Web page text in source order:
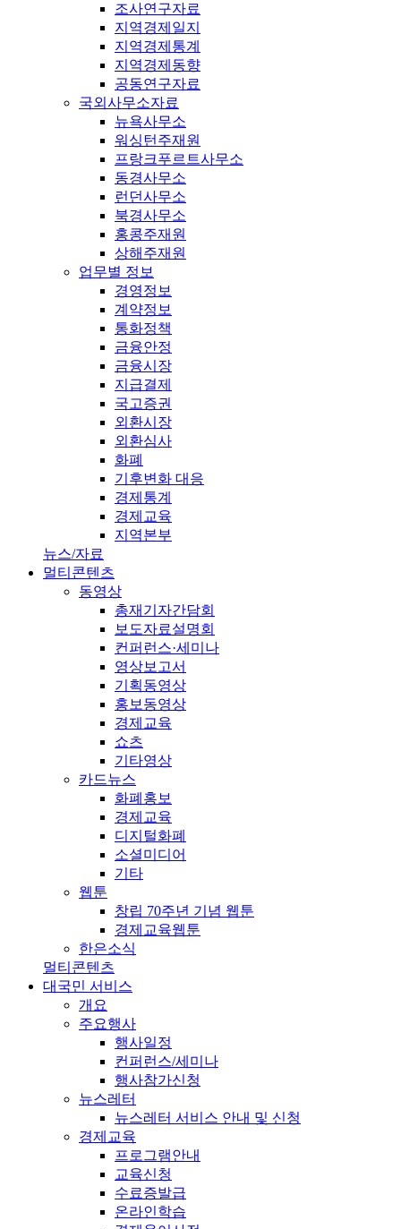
조사연구자료
지역경제일지
지역경제통계
지역경제동향
공동연구자료
국외사무소자료
뉴욕사무소
워싱턴주재원
프랑크푸르트사무소
동경사무소
런던사무소
북경사무소
홍콩주재원
상해주재원
업무별 정보
경영정보
계약정보
통화정책
금융안정
금융시장
지급결제
국고증권
외환시장
외환심사
화폐
기후변화 대응
경제통계
경제교육
지역본부
뉴스/자료
멀티콘텐츠
동영상
총재기자간담회
보도자료설명회
컨퍼런스·세미나
영상보고서
기획동영상
홍보동영상
경제교육
쇼츠
기타영상
카드뉴스
화폐홍보
경제교육
디지털화폐
소셜미디어
기타
웹툰
창립 70주년 기념 웹툰
경제교육웹툰
한은소식
멀티콘텐츠
대국민 서비스
개요
주요행사
행사일정
컨퍼런스/세미나
행사참가신청
뉴스레터
뉴스레터 서비스 안내 및 신청
경제교육
프로그램안내
교육신청
수료증발급
온라인학습